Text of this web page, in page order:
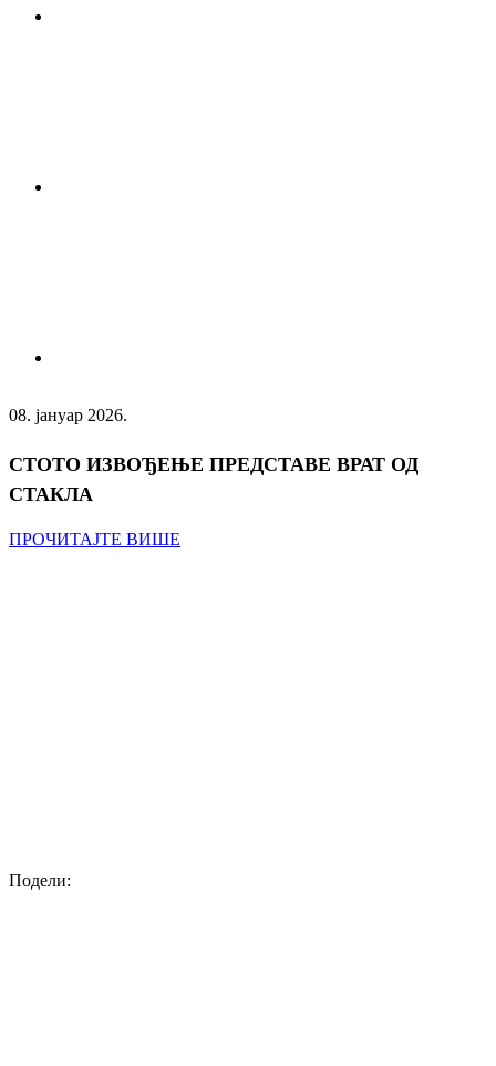
08. јануар 2026.
СТОТО ИЗВОЂЕЊЕ ПРЕДСТАВЕ ВРАТ ОД
СТАКЛА
ПРОЧИТАЈТЕ ВИШЕ
Подели: